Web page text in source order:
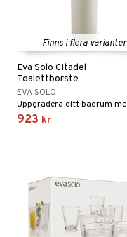
Finns i flera varianter
Eva Solo Citadel
Toalettborste
EVA SOLO
923 kr